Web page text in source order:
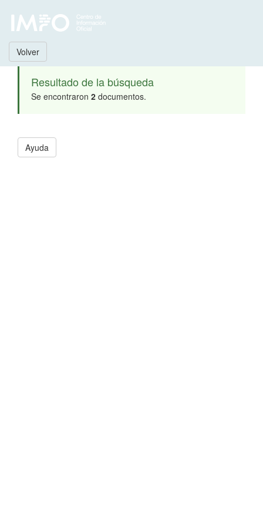
Volver
Resultado de la búsqueda
Se encontraron 2 documentos.
Ayuda